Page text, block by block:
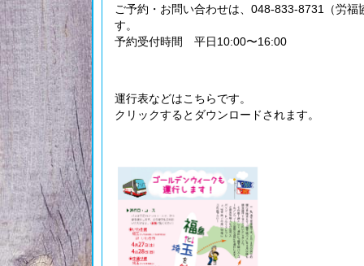
ご予約・お問い合わせは、048-833-8731（労福
す。
予約受付時間 平日10:00〜16:00
運行表などはこちらです。
クリックするとダウンロードされます。